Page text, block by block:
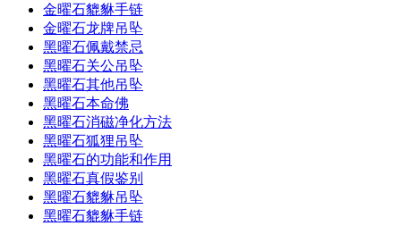
金曜石貔貅手链
金曜石龙牌吊坠
黑曜石佩戴禁忌
黑曜石关公吊坠
黑曜石其他吊坠
黑曜石本命佛
黑曜石消磁净化方法
黑曜石狐狸吊坠
黑曜石的功能和作用
黑曜石真假鉴别
黑曜石貔貅吊坠
黑曜石貔貅手链